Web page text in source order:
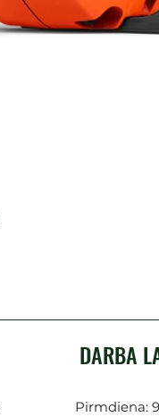
DARBA
Pirmdiena: